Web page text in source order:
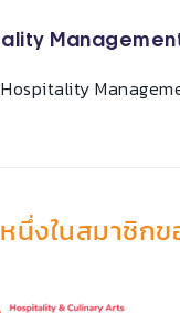
หนึ่งในสมาชิกข